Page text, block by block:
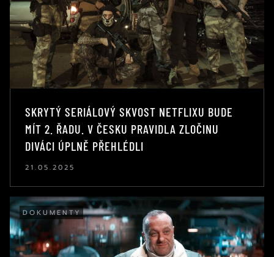
SKRYTÝ SERIÁLOVÝ SKVOST NETFLIXU BUDE
MÍT 2. ŘADU. V ČESKU PRAVIDLA ZLOČINU
DIVÁCI ÚPLNĚ PŘEHLÉDLI
21.05.2025
DOKUMENTY